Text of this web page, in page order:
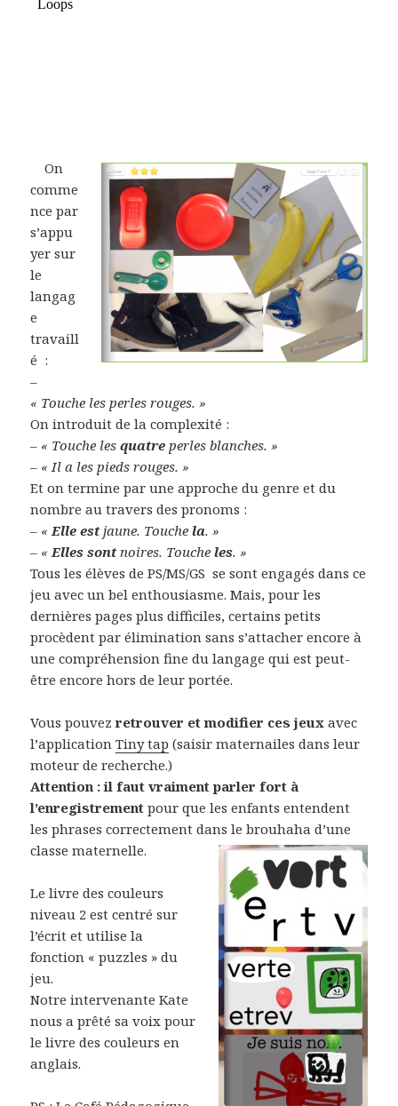
On
comme
nce par
s’appu
yer sur
le
langag
e
travaill
é :
–
« Touche les perles rouges. »
On introduit de la complexité :
– « Touche lesquatre perles blanches. »
– « Il a les pieds rouges. »
Et on termine par une approche du genre et du
nombre au travers des pronoms :
– « Elle estjaune. Touchela. »
– « Elles sontnoires. Toucheles. »
Tous les élèves de PS/MS/GS se sont engagés dans ce
jeu avec un bel enthousiasme. Mais, pour les
dernières pages plus difficiles, certains petits
procèdent par élimination sans s’attacher encore à
une compréhension fine du langage qui est peut-
être encore hors de leur portée.
Vous pouvezretrouver et modifier ces jeux avec
l’applicationTiny tap (saisir maternailes dans leur
moteur de recherche.)
Attention : il faut vraiment parler fort à
l’enregistrement pour que les enfants entendent
les phrases correctement dans le brouhaha d’une
classe maternelle.
Le livre des couleurs
niveau 2 est centré sur
l’écrit et utilise la
fonction « puzzles » du
jeu.
Notre intervenante Kate
nous a prêté sa voix pour
le livre des couleurs en
anglais.